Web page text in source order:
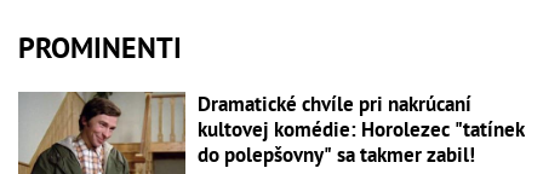
PROMINENTI
Dramatické chvíle pri nakrúcaní
kultovej komédie: Horolezec "tatínek
do polepšovny" sa takmer zabil!